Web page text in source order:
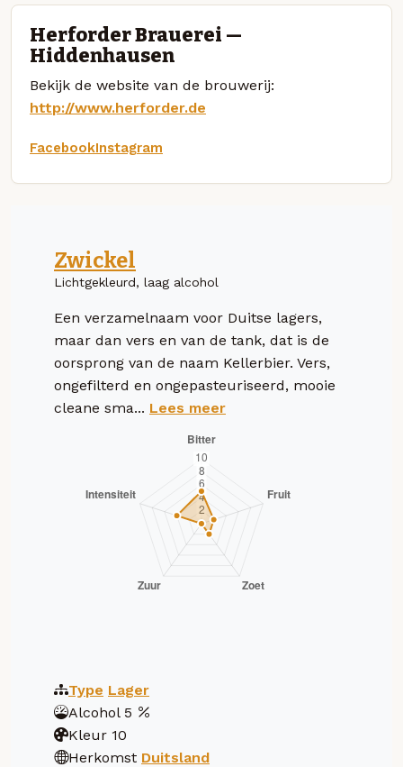
Herforder Brauerei —
Hiddenhausen
Bekijk de website van de brouwerij:
http://www.herforder.de
FacebookInstagram
Zwickel
Lichtgekleurd, laag alcohol
Een verzamelnaam voor Duitse lagers,
maar dan vers en van de tank, dat is de
oorsprong van de naam Kellerbier. Vers,
ongefilterd en ongepasteuriseerd, mooie
cleane sma... Lees meer
Type Lager
Alcohol 5
Kleur 10
Herkomst Duitsland